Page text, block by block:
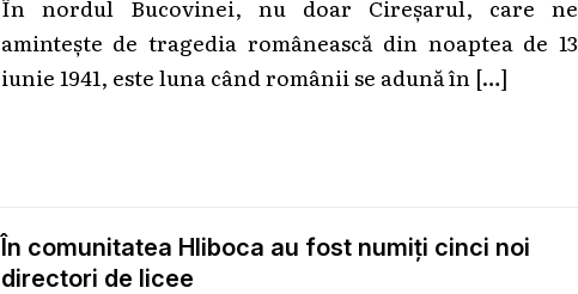
În nordul Bucovinei, nu doar Cireșarul, care ne
amintește de tragedia românească din noaptea de 13
iunie 1941, este luna când românii se adună în […]
În comunitatea Hliboca au fost numiți cinci noi
directori de licee